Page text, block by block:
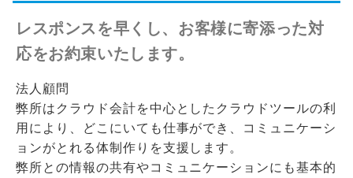
レスポンスを早くし、お客様に寄添った対
応をお約束いたします。
法人顧問
弊所はクラウド会計を中心としたクラウドツールの利
用により、どこにいても仕事ができ、コミュニケーシ
ョンがとれる体制作りを支援します。
弊所との情報の共有やコミュニケーションにも基本的